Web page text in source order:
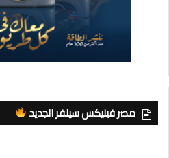
مصر فينيكس سيلفر الجديد